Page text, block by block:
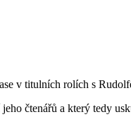
v titulních rolích s
čtenářů a který tedy